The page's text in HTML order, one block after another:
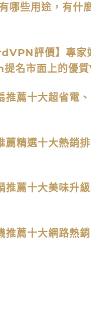
哪些用途，有什
評價】專家
名市面上的優質
推薦十大超省電
薦精選十大熱銷
推薦十大美味升
推薦十大網路熱